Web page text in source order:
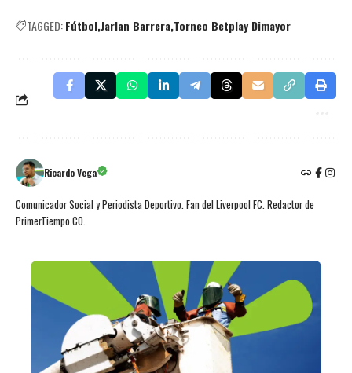
TAGGED:FútbolJarlan Barrera Torneo Betplay Dimayor
Ricardo Vega
Comunicador Social y Periodista Deportivo. Fan del Liverpool FC. Redactor de
PrimerTiempo.CO.